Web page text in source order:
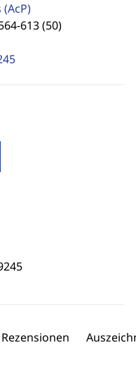
(AcP)
613 (50)
Rezensionen